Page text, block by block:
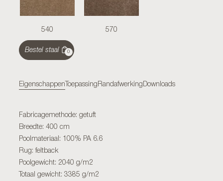
540 570
Bestel staal 0
Eigenschappen Toepassing Randafwerking Downloads
Fabricagemethode: getuft
Breedte: 400 cm
Poolmateriaal: 100% PA 6.6
Rug: feltback
Poolgewicht: 2040 g/m2
Totaal gewicht: 3385 g/m2